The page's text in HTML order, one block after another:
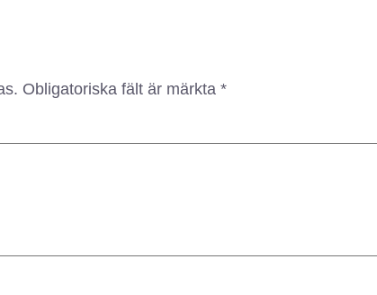
Obligatoriska fält är märkta *